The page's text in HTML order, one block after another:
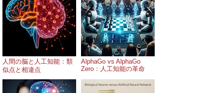
人間の脳と人工知能：類
似点と相違点
AlphaGo vs AlphaGo
Zero：人工知能の革命